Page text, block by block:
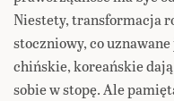
Niestety, transformacja
stoczniowy, co
chińskie, koreańskie
sobie w stopę. Ale